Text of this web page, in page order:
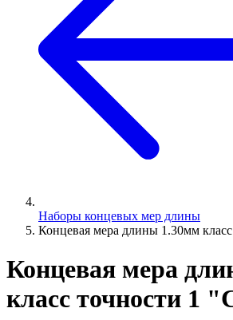
Наборы концевых мер длины
Концевая мера длины 1.30мм
Концевая мера
класс точности 1